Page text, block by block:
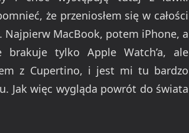
że przeniosłem się w całości
Najpierw MacBook, potem iPhone, a
tylko Apple Watch’a, ale
z Cupertino, i jest mi tu bardzo
Jak więc wygląda powrót do świata